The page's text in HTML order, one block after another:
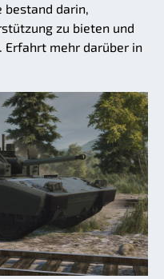
bestand darin,
zu bieten und
mehr darüber in